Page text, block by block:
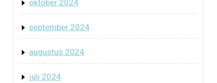
oktober 2024
september 2024
augustus 2024
juli 2024